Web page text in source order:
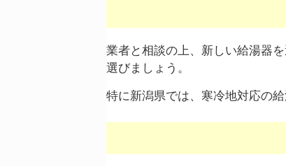
業者と相談の上、新しい給湯器
選びましょう。
特に新潟県では、寒冷地対応の給